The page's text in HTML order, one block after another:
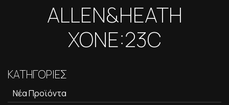
ALLEN&HEATH
XONE:23C
ΚΑΤΗΓΟΡΙΕΣ
Νέα Προϊόντα